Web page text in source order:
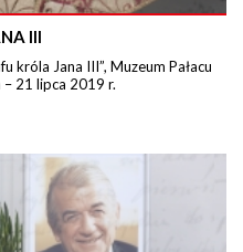
III
króla Jana III”, Muzeum Pałacu
21 lipca 2019 r.